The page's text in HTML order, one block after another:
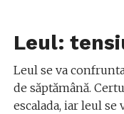
Leul:
Leul se va
de săptămână.
escalada, iar leul